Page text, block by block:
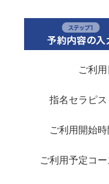
ご利用
指名セラピス
ご利用開始時
ご利用予定コー